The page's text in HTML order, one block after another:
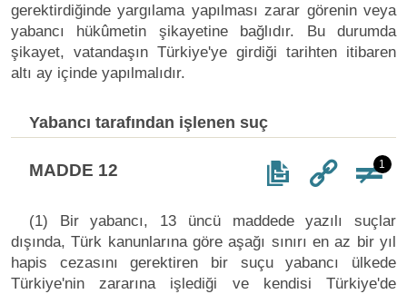
gerektirdiğinde yargılama yapılması zarar görenin veya
yabancı hükûmetin şikayetine bağlıdır. Bu durumda
şikayet, vatandaşın Türkiye'ye girdiği tarihten itibaren
altı ay içinde yapılmalıdır.
Yabancı tarafından işlenen suç
MADDE 12 1
(1) Bir yabancı, 13 üncü maddede yazılı suçlar
dışında, Türk kanunlarına göre aşağı sınırı en az bir yıl
hapis cezasını gerektiren bir suçu yabancı ülkede
Türkiye'nin zararına işlediği ve kendisi Türkiye'de